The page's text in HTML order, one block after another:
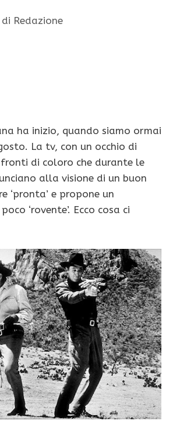
di Redazione
ha inizio, quando siamo ormai
La tv, con un occhio di
di coloro che durante le
alla visione di un buon
‘pronta’ e propone un
‘rovente’. Ecco cosa ci